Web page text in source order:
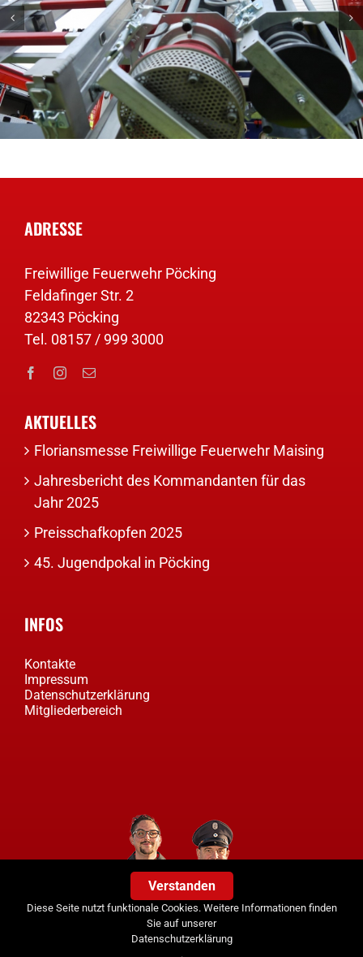
ADRESSE
Freiwillige Feuerwehr Pöcking
Feldafinger Str. 2
82343 Pöcking
Tel. 08157 / 999 3000
AKTUELLES
Floriansmesse Freiwillige Feuerwehr Maising
Jahresbericht des Kommandanten für das
Jahr 2025
Preisschafkopfen 2025
45. Jugendpokal in Pöcking
INFOS
Kontakte
Impressum
Datenschutzerklärung
Mitgliederbereich
Diese Seite nutzt funktionale Cookies. Weitere Informationen finden
Sie auf unserer
Datenschutzerklärung
.
Verstanden